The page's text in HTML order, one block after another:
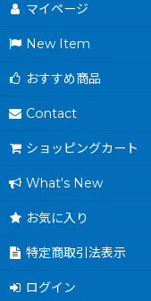
マイページ
New Item
おすすめ商品
Contact
ショッピングカート
What's New
お気に入り
特定商取引法表示
ログイン